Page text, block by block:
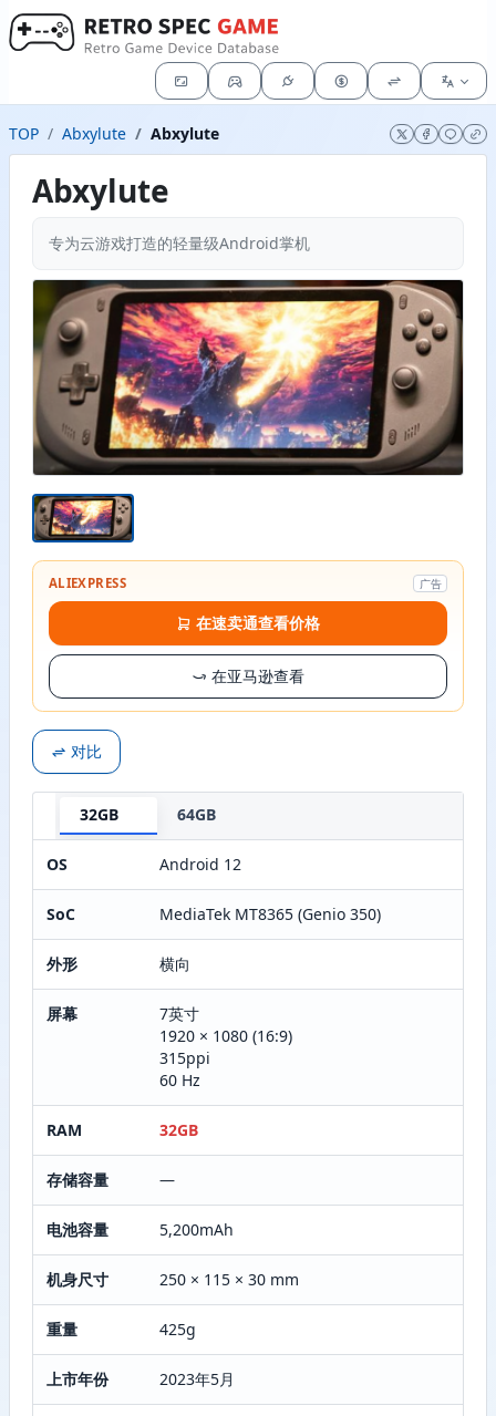
TOP Abxylute Abxylute
Abxylute
专为云游戏打造的轻量级Android掌机
ALIEXPRESS 广告
在速卖通查看价格
在亚马逊查看
对比
32GB 64GB
OS Android 12
SoC MediaTek MT8365 (Genio 350)
外形 横向
屏幕
7英寸
1920 × 1080 (16:9)
315ppi
60 Hz
RAM 32GB
存储容量 —
电池容量 5,200mAh
机身尺寸 250 × 115 × 30 mm
重量 425g
上市年份 2023年5月